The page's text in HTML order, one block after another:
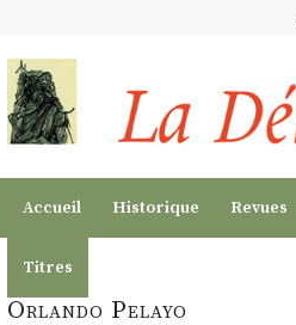
Accueil Historique Revues
Titres
Orlando Pelayo